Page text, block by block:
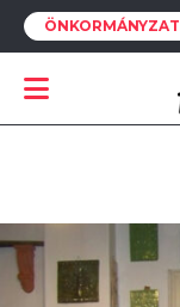
ÖNKORMÁNYZAT